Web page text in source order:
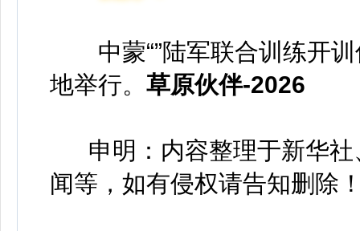
中蒙“”陆军联合训练开
地举行。 草原伙伴-2026
申明：内容整理于新华社
闻等，如有侵权请告知删除